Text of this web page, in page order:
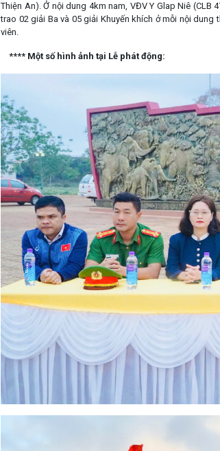
Thiện An). Ở nội dung 4km nam, VĐV Y Glap Niê (CLB
trao 02 giải Ba và 05 giải Khuyến khích ở mỗi nội
viên.
**** Một số hình ảnh tại Lễ phát động: